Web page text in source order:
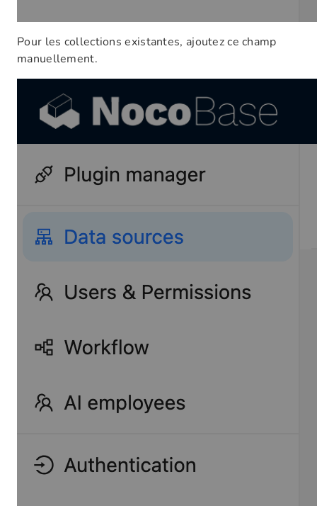
Pour les collections existantes, ajoutez ce champ
manuellement.